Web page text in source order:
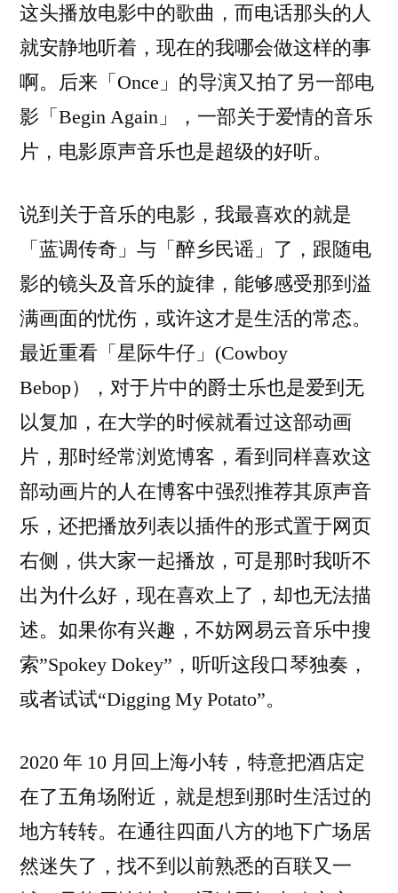
这头播放电影中的歌曲，而电话那头的人
就安静地听着，现在的我哪会做这样的事
啊。后来「Once」的导演又拍了另一部电
影「Begin Again」，一部关于爱情的音乐
片，电影原声音乐也是超级的好听。
说到关于音乐的电影，我最喜欢的就是
「蓝调传奇」与「醉乡民谣」了，跟随电
影的镜头及音乐的旋律，能够感受那到溢
满画面的忧伤，或许这才是生活的常态。
最近重看「星际牛仔」(Cowboy
Bebop），对于片中的爵士乐也是爱到无
以复加，在大学的时候就看过这部动画
片，那时经常浏览博客，看到同样喜欢这
部动画片的人在博客中强烈推荐其原声音
乐，还把播放列表以插件的形式置于网页
右侧，供大家一起播放，可是那时我听不
出为什么好，现在喜欢上了，却也无法描
述。如果你有兴趣，不妨网易云音乐中搜
索”Spokey Dokey”，听听这段口琴独奏，
或者试试“Digging My Potato”。
2020 年 10 月回上海小转，特意把酒店定
在了五角场附近，就是想到那时生活过的
地方转转。在通往四面八方的地下广场居
然迷失了，找不到以前熟悉的百联又一